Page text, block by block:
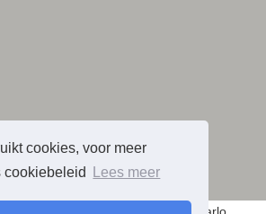
cookies, voor meer
cookiebeleid
Lees meer